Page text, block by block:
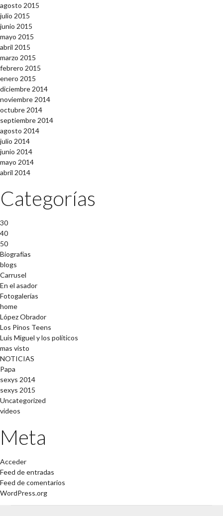
agosto 2015
julio 2015
junio 2015
mayo 2015
abril 2015
marzo 2015
febrero 2015
enero 2015
diciembre 2014
noviembre 2014
octubre 2014
septiembre 2014
agosto 2014
julio 2014
junio 2014
mayo 2014
abril 2014
Categorías
30
40
50
Biografías
blogs
Carrusel
En el asador
Fotogalerías
home
López Obrador
Los Pinos Teens
Luis Miguel y los políticos
mas visto
NOTICIAS
Papa
sexys 2014
sexys 2015
Uncategorized
videos
Meta
Acceder
Feed de entradas
Feed de comentarios
WordPress.org